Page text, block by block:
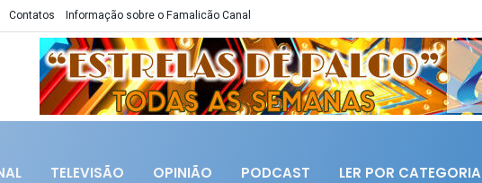
Contatos Informação sobre o Famalicão Canal
TELEVISÃO OPINIÃO PODCAST LER POR CATEGORIA